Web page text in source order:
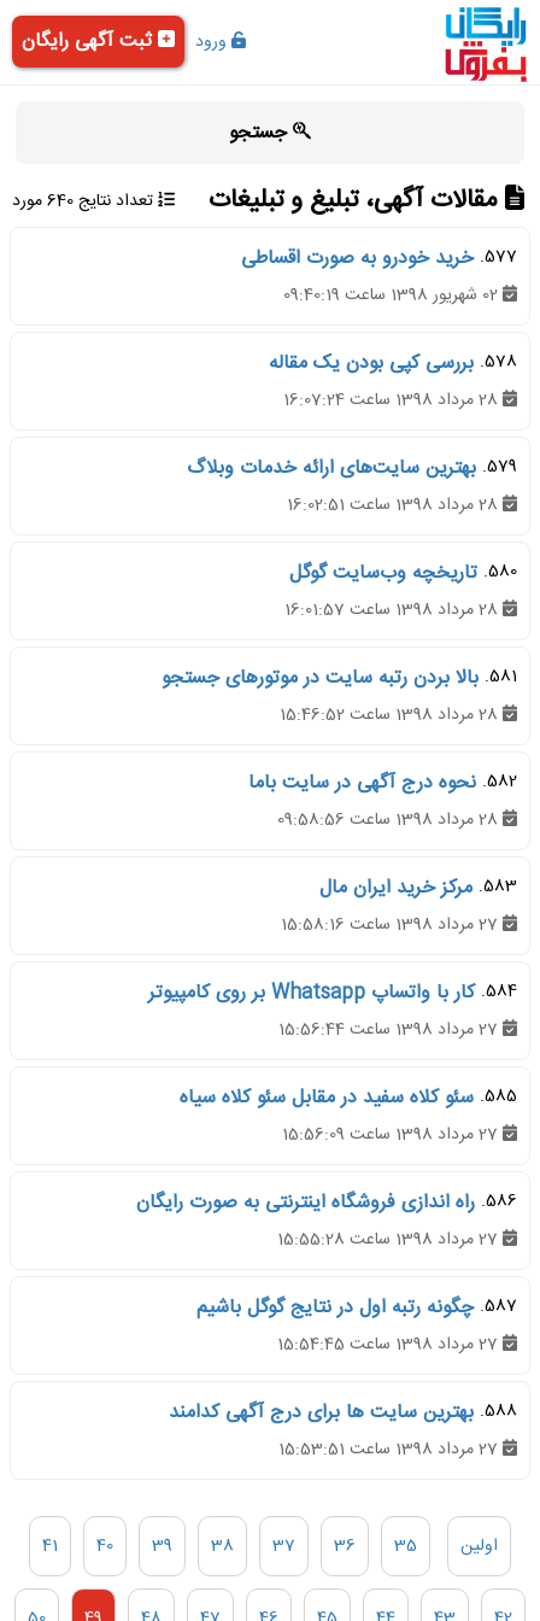
ورود ثبت آگهی رایگان
جستجو
مقالات آگهی، تبلیغ و تبلیغات
تعداد نتایج 640 مورد
577. خرید خودرو به صورت اقساطی
02 شهریور 1398 ساعت 09:40:19
578. بررسی کپی بودن یک مقاله
579. بهترین سایت‌های ارائه خدمات وبلاگ
580. تاریخچه وب‌سایت گوگل
581. بالا بردن رتبه سایت در موتورهای جستجو
582. نحوه درج آگهی در سایت باما
583. مرکز خرید ایران مال
584. کار با واتساپ Whatsapp بر روی کامپیوتر
585. سئو کلاه سفید در مقابل سئو کلاه سیاه
586. راه اندازی فروشگاه اینترنتی به صورت رایگان
587. چگونه رتبه اول در نتایج گوگل باشیم
588. بهترین سایت ها برای درج آگهی کدامند
اولین 35
36
37
38
39
40
41